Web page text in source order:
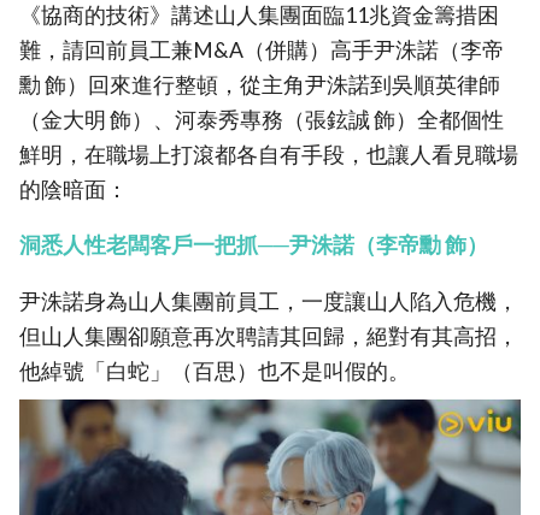
《協商的技術》講述山人集團面臨11兆資金籌措困
難，請回前員工兼M&A（併購）高手尹洙諾（李帝
勳 飾）回來進行整頓，從主角尹洙諾到吳順英律師
（金大明 飾）、河泰秀專務（張鉉誠 飾）全都個性
鮮明，在職場上打滾都各自有手段，也讓人看見職場
的陰暗面：
洞悉人性老闆客戶一把抓──尹洙諾（李帝勳 飾）
尹洙諾身為山人集團前員工，一度讓山人陷入危機，
但山人集團卻願意再次聘請其回歸，絕對有其高招，
他綽號「白蛇」（百思）也不是叫假的。